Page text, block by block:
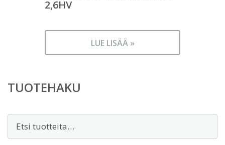
2,6HV
LUE LISÄÄ »
TUOTEHAKU
Etsi: